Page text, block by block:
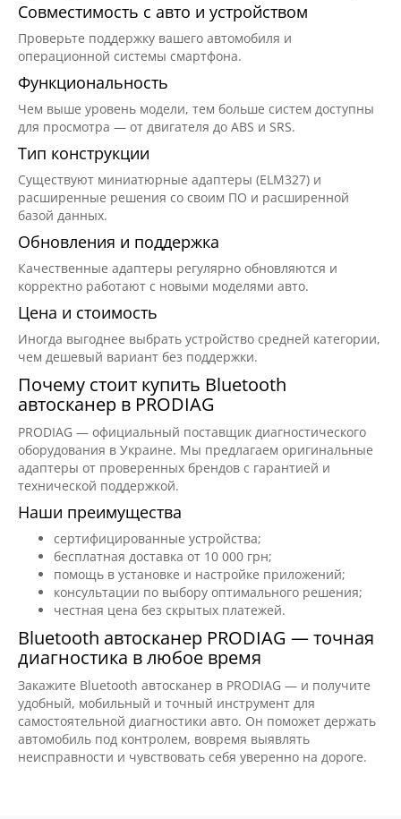
Совместимость с авто и устройством
Проверьте поддержку вашего автомобиля и
операционной системы смартфона.
Функциональность
Чем выше уровень модели, тем больше систем доступны
для просмотра — от двигателя до ABS и SRS.
Тип конструкции
Существуют миниатюрные адаптеры (ELM327) и
расширенные решения со своим ПО и расширенной
базой данных.
Обновления и поддержка
Качественные адаптеры регулярно обновляются и
корректно работают с новыми моделями авто.
Цена и стоимость
Иногда выгоднее выбрать устройство средней категории,
чем дешевый вариант без поддержки.
Почему стоит купить Bluetooth
автосканер в PRODIAG
PRODIAG — официальный поставщик диагностического
оборудования в Украине. Мы предлагаем оригинальные
адаптеры от проверенных брендов с гарантией и
технической поддержкой.
Наши преимущества
сертифицированные устройства;
бесплатная доставка от 10 000 грн;
помощь в установке и настройке приложений;
консультации по выбору оптимального решения;
честная цена без скрытых платежей.
Bluetooth автосканер PRODIAG — точная
диагностика в любое время
Закажите Bluetooth автосканер в PRODIAG — и получите
удобный, мобильный и точный инструмент для
самостоятельной диагностики авто. Он поможет держать
автомобиль под контролем, вовремя выявлять
неисправности и чувствовать себя уверенно на дороге.